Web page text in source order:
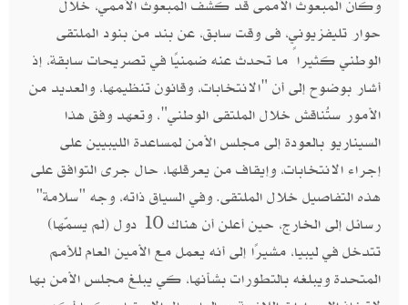
وكان المبعوث الأممى قد كشف المبعوث الأممي، خلال
حوار تليفزيوني، فى وقت سابق، عن بند من بنود الملتقى
الوطني كثيراً ما تحدث عنه ضمنيًا في تصريحات سابقة، إذ
أشار بوضوح إلى أن "الانتخابات، وقانون تنظيمها، والعديد من
الأمور ستُناقش خلال الملتقى الوطني"، وتعهد وفق هذا
السيناريو بالعودة إلى مجلس الأمن لمساعدة الليبيين على
إجراء الانتخابات، وإيقاف من يعرقلها، حال جرى التوافق على
هذه التفاصيل خلال الملتقى. وفي السياق ذاته، وجه "سلامة"
رسائل إلى الخارج، حين أعلن أن هناك 10 دول (لم يسمّها)
تتدخل في ليبيا، مشيرًا إلى أنه يعمل مع الأمين العام للأمم
المتحدة ويبلغه بالتطورات بشأنها، كي يبلغ مجلس الأمن بها